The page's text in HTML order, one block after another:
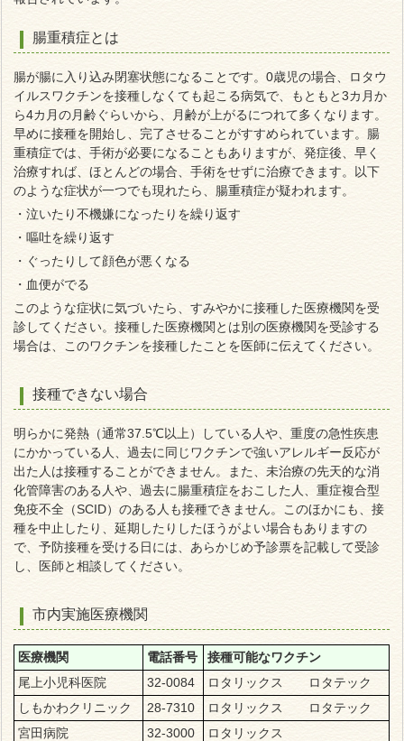
腸重積症とは
腸が腸に入り込み閉塞状態になることです。0歳児の場合、ロタウ
イルスワクチンを接種しなくても起こる病気で、もともと3カ月か
ら4カ月の月齢ぐらいから、月齢が上がるにつれて多くなります。
早めに接種を開始し、完了させることがすすめられています。腸
重積症では、手術が必要になることもありますが、発症後、早く
治療すれば、ほとんどの場合、手術をせずに治療できます。以下
のような症状が一つでも現れたら、腸重積症が疑われます。
・泣いたり不機嫌になったりを繰り返す
・嘔吐を繰り返す
・ぐったりして顔色が悪くなる
・血便がでる
このような症状に気づいたら、すみやかに接種した医療機関を受
診してください。接種した医療機関とは別の医療機関を受診する
場合は、このワクチンを接種したことを医師に伝えてください。
接種できない場合
明らかに発熱（通常37.5℃以上）している人や、重度の急性疾患
にかかっている人、過去に同じワクチンで強いアレルギー反応が
出た人は接種することができません。また、未治療の先天的な消
化管障害のある人や、過去に腸重積症をおこした人、重症複合型
免疫不全（SCID）のある人も接種できません。このほかにも、接
種を中止したり、延期したりしたほうがよい場合もありますの
で、予防接種を受ける日には、あらかじめ予診票を記載して受診
し、医師と相談してください。
市内実施医療機関
医療機関 電話番号
接種可能なワクチン
尾上小児科医院
32-0084
ロタリックス ロタテック
しもかわクリニック
28-7310
ロタリックス ロタテック
宮田病院
32-3000
ロタリックス